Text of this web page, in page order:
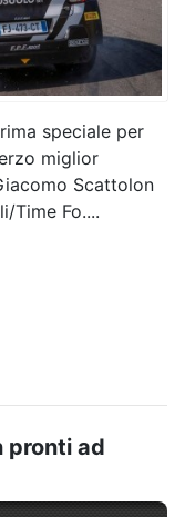
speciale per
miglior
Scattolon
Time Fo....
pronti ad